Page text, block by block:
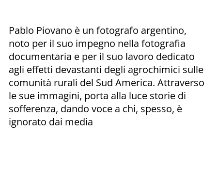
Pablo Piovano è un fotografo argentino,
noto per il suo impegno nella fotografia
documentaria e per il suo lavoro dedicato
agli effetti devastanti degli agrochimici sulle
comunità rurali del Sud America. Attraverso
le sue immagini, porta alla luce storie di
sofferenza, dando voce a chi, spesso, è
ignorato dai media